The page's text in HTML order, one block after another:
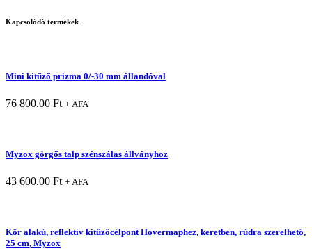
Kapcsolódó termékek
Mini kitűző prizma 0/-30 mm állandóval
76 800.00 Ft + ÁFA
Myzox görgős talp szénszálas állványhoz
43 600.00 Ft + ÁFA
Kör alakú, reflektív kitűzőcélpont Hovermaphez, keretben, rúdra szerelhető,
25 cm, Myzox